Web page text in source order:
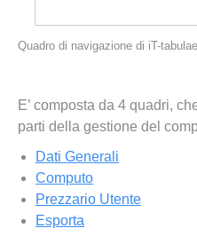
Quadro di navigazione di iT-tabulae
E’ composta da 4 quadri,
parti della gestione del
Dati Generali
Computo
Prezzario Utente
Esporta